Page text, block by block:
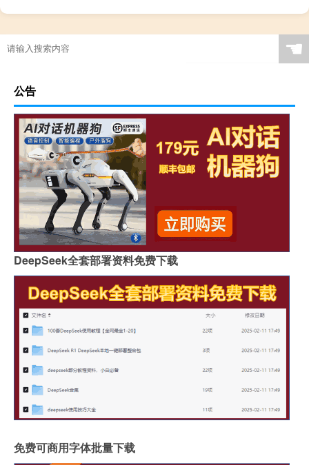
☚
公告
DeepSeek全套部署资料免费下载
免费可商用字体批量下载